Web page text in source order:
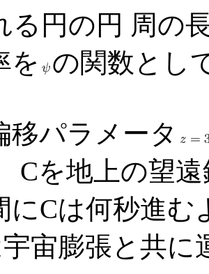
る円の円 周の
を の関数とし
移パラメータ
Cを地上の望
にCは何秒進
宇宙膨張と共